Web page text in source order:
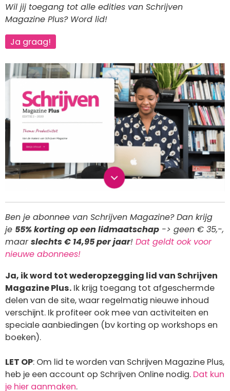
Wil jij toegang tot alle edities van Schrijven
Magazine Plus? Word lid!
Ja graag!
Afbeelding
Ben je abonnee van Schrijven Magazine? Dan krijg
je 55% korting op een lidmaatschap -> geen € 35,-,
maarslechts € 14,95 per jaar! Dat geldt ook voor
nieuwe abonnees!
Ja, ik word tot wederopzegging lid van Schrijven
Magazine Plus. Ik krijg toegang tot afgeschermde
delen van de site, waar regelmatig nieuwe inhoud
verschijnt. Ik profiteer ook mee van activiteiten en
speciale aanbiedingen (bv korting op workshops en
boeken).
LET OP: Om lid te worden van Schrijven Magazine Plus,
heb je een account op Schrijven Online nodig. Dat kun
je hier aanmaken.